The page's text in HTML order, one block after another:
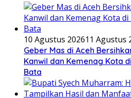
10 Agustus 202611 Agustus
Geber Mas di Aceh
Kanwil dan Kemenag Kota
Bata